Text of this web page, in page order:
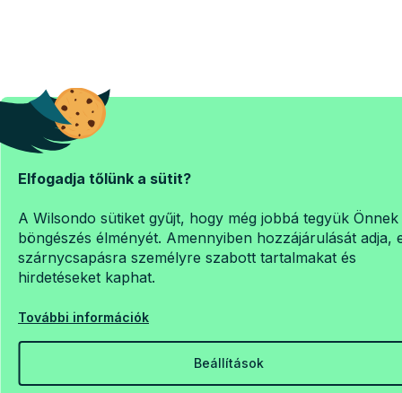
Elfogadja tőlünk a sütit?
A Wilsondo sütiket gyűjt, hogy még jobbá tegyük Önnek
böngészés élményét. Amennyiben hozzájárulását adja,
szárnycsapásra személyre szabott tartalmakat és
hirdetéseket kaphat.
További információk
Beállítások